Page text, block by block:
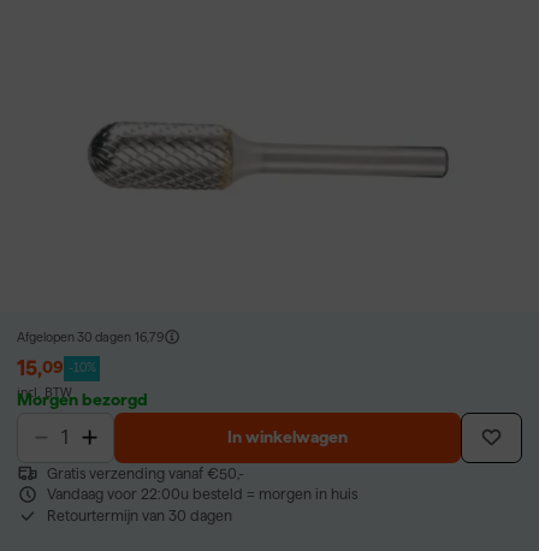
Afgelopen 30 dagen 16,79
15,09 -10%
incl. BTW
Morgen bezorgd
In winkelwagen
Gratis verzending vanaf €50,-
Vandaag voor 22:00u besteld = morgen in huis
Retourtermijn van 30 dagen